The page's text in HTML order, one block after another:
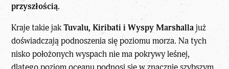
przyszłością.
Kraje takie jakTuvalu, Kiribati i Wyspy Marshallajuż
doświadczają podnoszenia się poziomu morza. Na tych
nisko położonych wyspach nie ma pokrywy leśnej,